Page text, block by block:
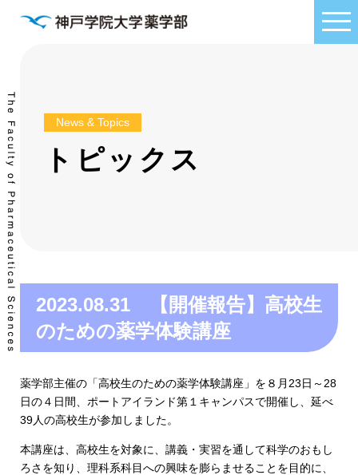
News & Topics
トピックス
2023.08.31 【開催報告】高校生
のための薬学体験講座
薬学部主催の「高校生のための薬学体験講座」を８月23日～28
日の４日間、ポートアイランド第１キャンパスで開催し、延べ
39人の高校生が参加しました。
本講座は、高校生を対象に、講義・実習を通して科学のおもし
ろさを知り、理科系科目への興味を膨らませることを目的に、